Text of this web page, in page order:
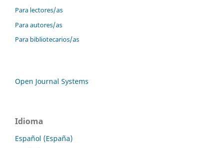
Para lectores/as
Para autores/as
Para bibliotecarios/as
Open Journal Systems
Idioma
Español (España)